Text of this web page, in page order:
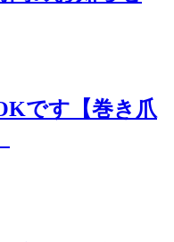
です【巻き爪